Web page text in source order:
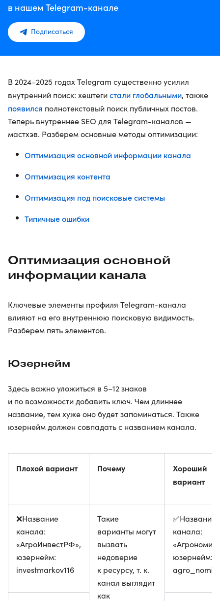
в нашем Telegram-канале
Подписаться
В 2024–2025 годах Telegram существенно усилил
внутренний поиск: хештегистали глобальными, также
появился полнотекстовый поиск публичных постов.
Теперь внутреннее SEO для Telegram-каналов —
мастхэв. Разберем основные методы оптимизации:
Оптимизация основной информации канала
Оптимизация контента
Оптимизация под поисковые системы
Типичные ошибки
Оптимизация основной
информации канала
Ключевые элементы профиля Telegram-канала
влияют на его внутреннюю поисковую видимость.
Разберем пять элементов.
Юзернейм
Здесь важно уложиться в 5–12 знаков
и по возможности добавить ключ. Чем длиннее
название, тем хуже оно будет запоминаться. Также
юзернейм должен совпадать с названием канала.
Плохой вариант Почему
Хороший
вариант
❌Название
канала:
«АгроИнвестРФ»,
юзернейм:
investmarkov116
Такие
варианты могут
вызвать
недоверие
к ресурсу, т. к.
канал выглядит
как
✅Название
канала:
юзернейм: